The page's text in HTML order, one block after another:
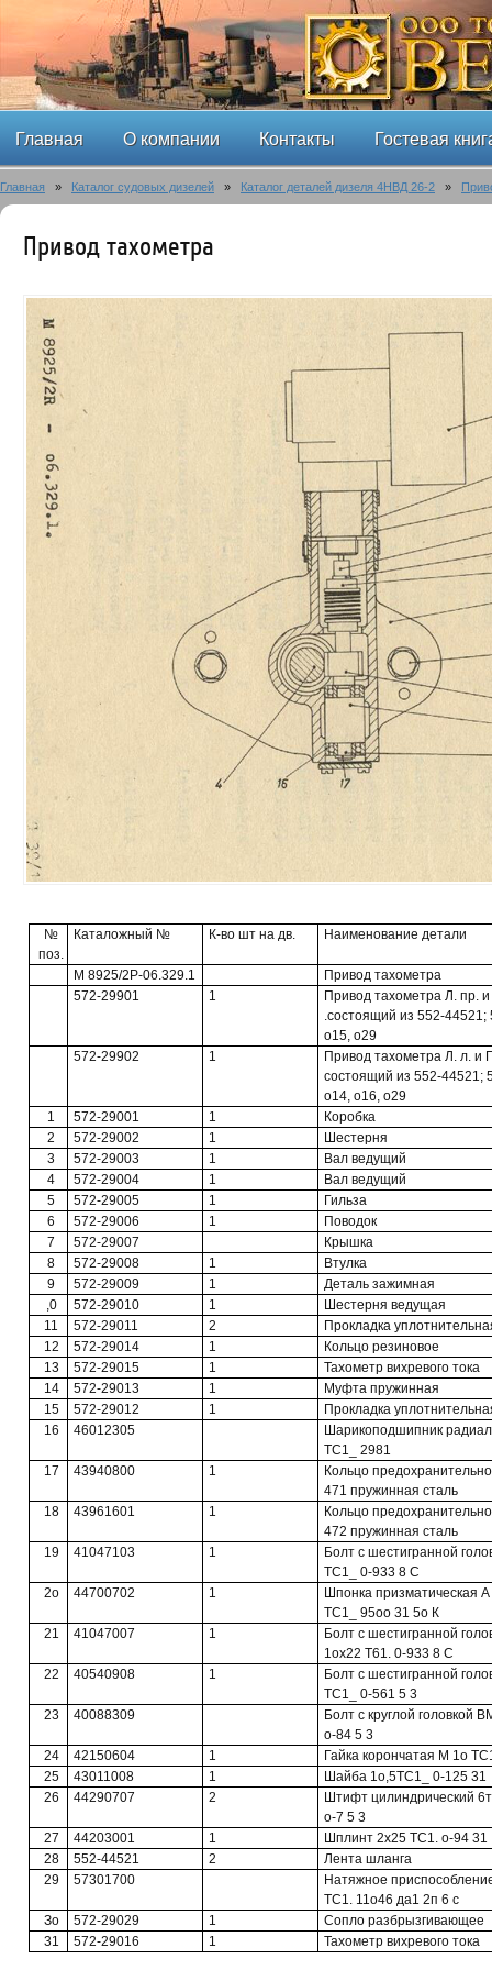
Главная О компании Контакты Гостевая
Главная » Каталог судовых дизелей » Каталог деталей дизеля 4НВД 26-2 »
Привод тахометра
№
поз.
Каталожный № К-во шт на дв. Наименование детали
М 8925/2Р-06.329.1
Привод тахометра
572-29901
1
Привод тахометра Л. пр.
.состоящий из 552-44521;
о15, о29
572-29902
1
Привод тахометра Л. л. и
состоящий из 552-44521;
о14, о16, о29
1
572-29001 1
Коробка
2
572-29002 1
Шестерня
3
572-29003 1
Вал ведущий
4
572-29004 1
Вал ведущий
5
572-29005 1
Гильза
6
572-29006 1
Поводок
7
572-29007
Крышка
8
572-29008 1
Втулка
9
572-29009 1
Деталь зажимная
,0
572-29010 1
Шестерня ведущая
11
572-29011 2
Прокладка
12
572-29014 1
Кольцо резиновое
13
572-29015 1
Тахометр вихревого тока
14
572-29013 1
Муфта пружинная
15
572-29012 1
Прокладка
16
46012305
Шарикоподшипник
ТС1_ 2981
17
43940800 1
Кольцо
471 пружинная сталь
18
43961601 1
Кольцо
472 пружинная сталь
19
41047103 1
Болт с шестигранной
ТС1_ 0-933 8 С
2о
44700702 1
Шпонка призматическая
ТС1_ 95оо 31 5о К
21
41047007 1
Болт с шестигранной
1ох22 Т61. 0-933 8 С
22
40540908 1
Болт с шестигранной
ТС1_ 0-561 5 3
23
40088309
Болт с круглой головкой
о-84 5 3
24
42150604 1
Гайка корончатая М 1о
25
43011008 1
Шайба 1о,5ТС1_ 0-125 31
26
44290707 2
Штифт цилиндрический
о-7 5 3
27
44203001 1
Шплинт 2x25 ТС1. о-94 31
28
552-44521 2
Лента шланга
29
57301700
Натяжное
ТС1. 11о46 да1 2п 6 с
Зо
572-29029 1
Сопло разбрызгивающее
31
572-29016 1 Тахометр вихревого тока